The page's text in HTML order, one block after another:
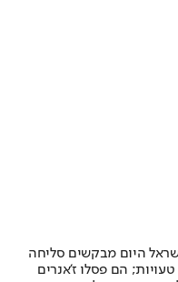
היום מבקשים סליחה
הם פסלו ז'אנרים